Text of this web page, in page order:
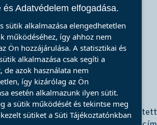
szolgálat
és Adatvédelem elfogadása.
sütik alkalmazása elengedhetetlen
működéséhez, így ahhoz nem
Ön hozzájárulása. A statisztikai és
alkalmazása csak segíti a
de azok használata nem
így kizárólag az Ön
esetén alkalmazunk ilyen sütit.
a sütik működését és tekintse meg
sütiket a Süti Tájékoztatónkban